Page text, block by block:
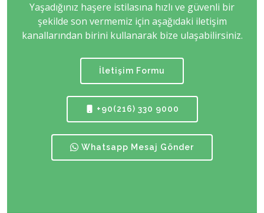
Yaşadığınız haşere istilasına hızlı ve güvenli bir
şekilde son vermemiz için aşağıdaki iletişim
kanallarından birini kullanarak bize ulaşabilirsiniz.
İletişim Formu
+90(216) 330 9000
Whatsapp Mesaj Gönder